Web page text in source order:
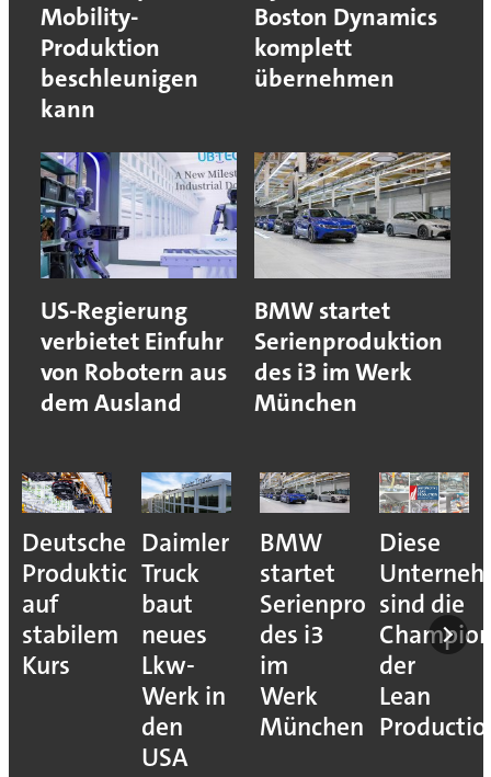
Mobility-
Produktion
beschleunigen
kann
Boston Dynamics
komplett
übernehmen
US-Regierung
verbietet Einfuhr
von Robotern aus
dem Ausland
BMW startet
Serienproduktion
des i3 im Werk
München
Deutsche
Produktion
auf
stabilem
Kurs
Daimler
Truck
baut
neues
Lkw-
Werk in
den
USA
BMW
startet
Serienproduktion
des i3
im
Werk
München
Diese
sind die
der
Lean